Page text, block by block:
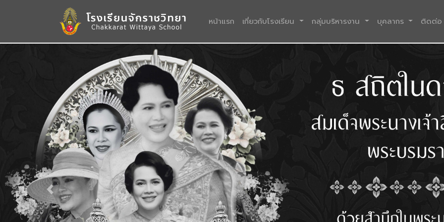
หน้าแรก (current)
เกี่ยวกับโรงเรียน กลุ่มบริหารงาน บุคลากร ติดต่อ
Previous